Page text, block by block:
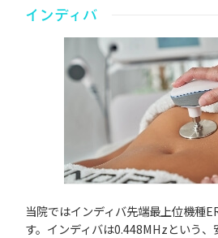
インディバ
当院ではインディバ先端最上位機種
す。インディバは0.448MHzという